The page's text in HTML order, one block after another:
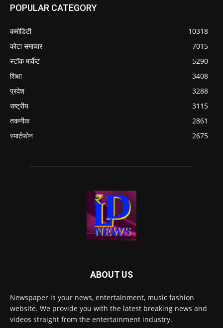
POPULAR CATEGORY
कमोडिटी
10318
कोटा समाचार
7015
स्टॉक मार्केट
5290
शिक्षा
3408
प्रदेश
3288
राष्ट्रीय
3115
तकनीक
2861
स्मार्टफोन
2675
ABOUT US
Newspaper is your news, entertainment, music fashion
website. We provide you with the latest breaking news and
videos straight from the entertainment industry.